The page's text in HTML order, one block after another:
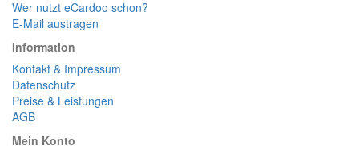
Wer nutzt eCardoo schon?
E-Mail austragen
Information
Kontakt & Impressum
Datenschutz
Preise & Leistungen
AGB
Mein Konto